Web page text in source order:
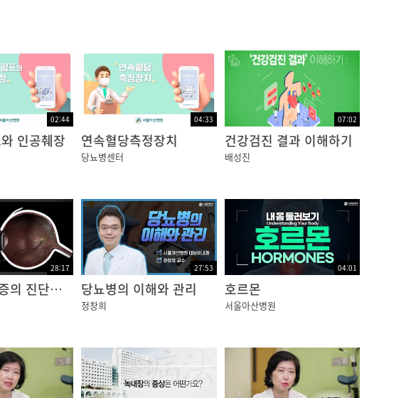
을 때 어떤 조치를 취해야 하는지 알아보겠습니다.
몸에서 필요로 하는 것보다 부족한 상태를 말합니다.
남, 불안함 등의 증상으로 이어지고, 오래 지속되면 경련, 의
이란 말을 하는데 이때 저혈당은 당뇨병 환자들의 저혈당과는
대부분입니다.
어지고 저혈당 증상이 생기는 경우가 있는데 대표적으로 췌장
02:44
인공췌장
04:33
연속혈당측정장치
당뇨병센터
07:02
건강검진 결과 이해하기
배성진
28:17
당뇨망막병증의 진단과 치료
27:53
당뇨병의 이해와 관리
정창희
04:01
호르몬
서울아산병원